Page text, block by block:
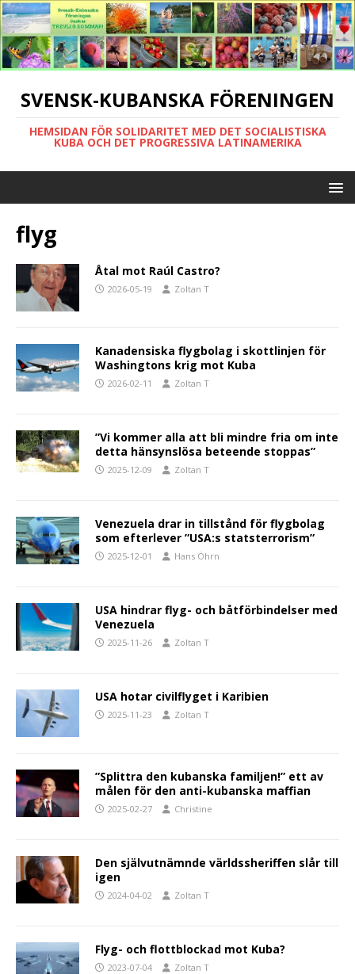
SVENSK-KUBANSKA FÖRENINGEN
HEMSIDAN FÖR SOLIDARITET MED DET SOCIALISTISKA
KUBA OCH DET PROGRESSIVA LATINAMERIKA
flyg
Åtal mot Raúl Castro?
2026-05-19 Zoltan T
Kanadensiska flygbolag i skottlinjen för
Washingtons krig mot Kuba
2026-02-11 Zoltan T
”Vi kommer alla att bli mindre fria om inte
detta hänsynslösa beteende stoppas”
2025-12-09 Zoltan T
Venezuela drar in tillstånd för flygbolag
som efterlever ”USA:s statsterrorism”
2025-12-01 Hans Öhrn
USA hindrar flyg- och båtförbindelser med
Venezuela
2025-11-26 Zoltan T
USA hotar civilflyget i Karibien
2025-11-23 Zoltan T
”Splittra den kubanska familjen!” ett av
målen för den anti-kubanska maffian
2025-02-27 Christine
Den självutnämnde världssheriffen slår till
igen
2024-04-02 Zoltan T
Flyg- och flottblockad mot Kuba?
2023-07-04 Zoltan T